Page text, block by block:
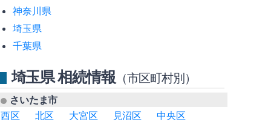
神奈川県
埼玉県
千葉県
埼玉県 相続情報 （市区町村別）
さいたま市
西区
北区 大宮区 見沼区
中央区